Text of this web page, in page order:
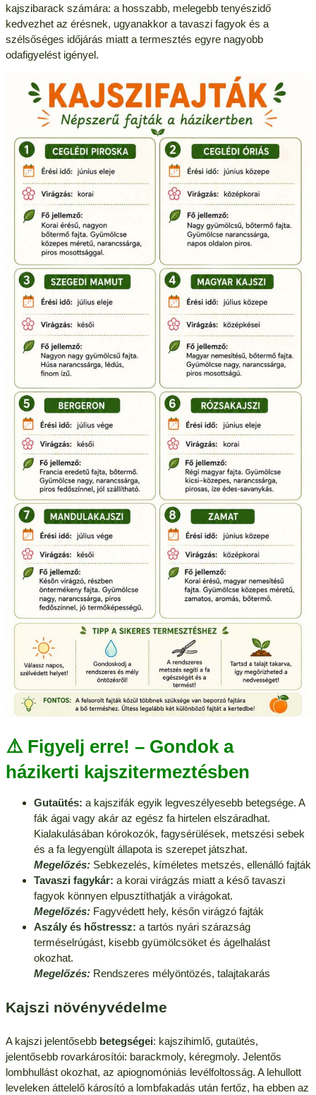
kajszibarack számára: a hosszabb, melegebb tenyészidő
kedvezhet az érésnek, ugyanakkor a tavaszi fagyok és a
szélsőséges időjárás miatt a termesztés egyre nagyobb
odafigyelést igényel.
⚠️ Figyelj erre! – Gondok a
házikerti kajszitermeztésben
Gutaütés: a kajszifák egyik legveszélyesebb betegsége. A
fák ágai vagy akár az egész fa hirtelen elszáradhat.
Kialakulásában kórokozók, fagysérülések, metszési sebek
és a fa legyengült állapota is szerepet játszhat.
Megelőzés:Sebkezelés, kíméletes metszés, ellenálló fajták
Tavaszi fagykár: a korai virágzás miatt a késő tavaszi
fagyok könnyen elpusztíthatják a virágokat.
Megelőzés:Fagyvédett hely, későn virágzó fajták
Aszály és hőstressz: a tartós nyári szárazság
terméselrúgást, kisebb gyümölcsöket és ágelhalást
okozhat.
Megelőzés:Rendszeres mélyöntözés, talajtakarás
Kajszi növényvédelme
A kajszi jelentősebb betegségei: kajszihimlő, gutaütés,
jelentősebb rovarkárosítói: barackmoly, kéregmoly. Jelentős
lombhullást okozhat, az apiognomóniás levélfoltosság. A lehullott
leveleken áttelelő károsító a lombfakadás után fertőz, ha ebben az